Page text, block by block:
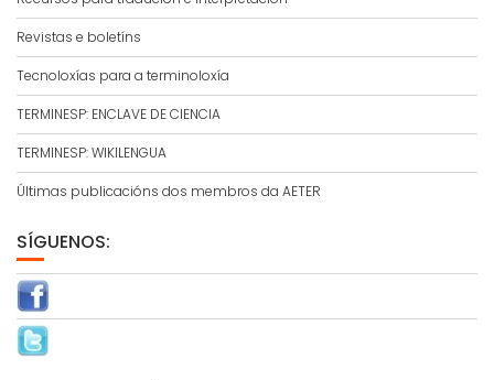
Revistas e boletíns
Tecnoloxías para a terminoloxía
TERMINESP: ENCLAVE DE CIENCIA
TERMINESP: WIKILENGUA
Últimas publicacións dos membros da AETER
SÍGUENOS: